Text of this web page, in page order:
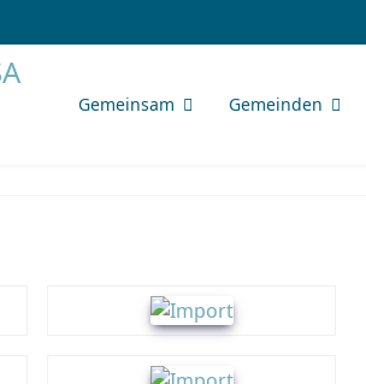
Gemeinsam Gemeinden